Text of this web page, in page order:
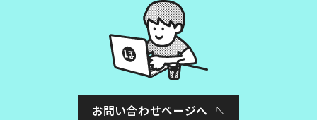
お問い合わせページへ